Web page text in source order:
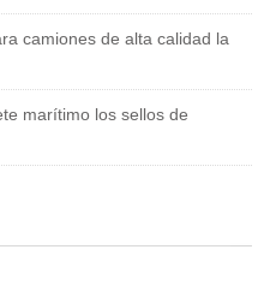
camiones de alta calidad la
marítimo los sellos de